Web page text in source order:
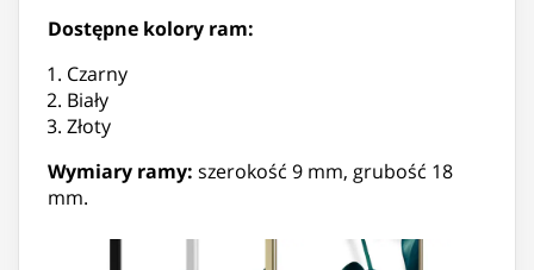
Dostępne kolory ram:
Czarny
Biały
Złoty
Wymiary ramy: szerokość 9 mm, grubość 18
mm.